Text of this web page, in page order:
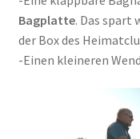
Bagplatte. Das spart
der Box des
-Einen kleineren